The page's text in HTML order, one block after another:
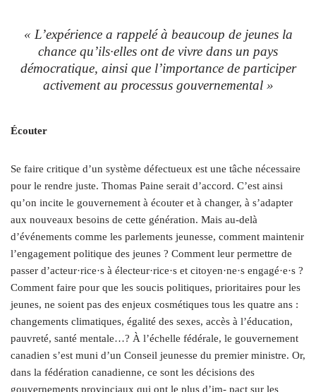
« L’expérience a rappelé à beaucoup de jeunes la
chance qu’ils·elles ont de vivre dans un pays
démocratique, ainsi que l’importance de participer
activement au processus gouvernemental »
Écouter
Se faire critique d’un système défectueux est une tâche nécessaire
pour le rendre juste. Thomas Paine serait d’accord. C’est ainsi
qu’on incite le gouvernement à écouter et à changer, à s’adapter
aux nouveaux besoins de cette génération. Mais au-delà
d’événements comme les parlements jeunesse, comment maintenir
l’engagement politique des jeunes ? Comment leur permettre de
passer d’acteur·rice·s à électeur·rice·s et citoyen·ne·s engagé·e·s ?
Comment faire pour que les soucis politiques, prioritaires pour les
jeunes, ne soient pas des enjeux cosmétiques tous les quatre ans :
changements climatiques, égalité des sexes, accès à l’éducation,
pauvreté, santé mentale…? À l’échelle fédérale, le gouvernement
canadien s’est muni d’un Conseil jeunesse du premier ministre. Or,
dans la fédération canadienne, ce sont les décisions des
gouvernements provinciaux qui ont le plus d’im- pact sur les